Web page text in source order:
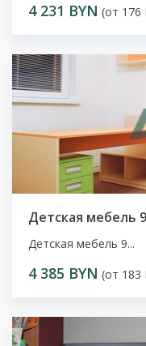
4 231 BYN (от 176
Детская мебель 9
Детская мебель 9...
4 385 BYN (от 183